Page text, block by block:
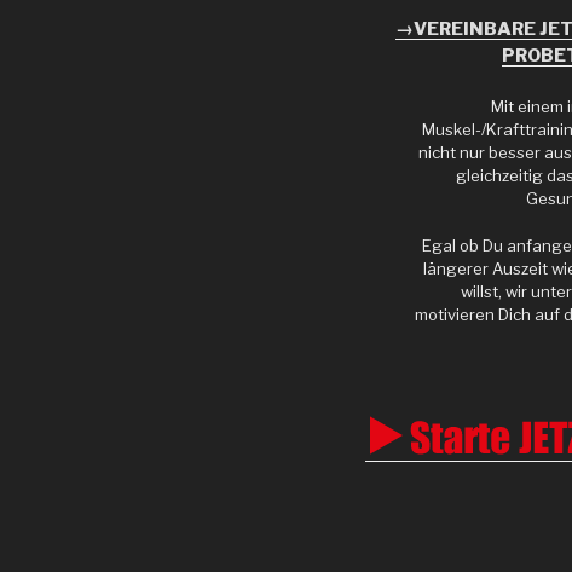
→VEREINBARE
Mit einem
Muskel-/
nicht nur besser
gleichzeitig
Egal ob Du
längerer Auszeit
willst, wir
motivieren Dich auf